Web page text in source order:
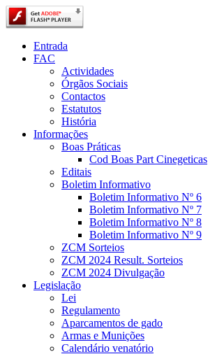
Entrada
FAC
Actividades
Órgãos Sociais
Contactos
Estatutos
História
Informações
Boas Práticas
Cod Boas Part Cinegeticas
Editais
Boletim Informativo
Boletim Informativo Nº 6
Boletim Informativo Nº 7
Boletim Informativo Nº 8
Boletim Informativo Nº 9
ZCM Sorteios
ZCM 2024 Result. Sorteios
ZCM 2024 Divulgação
Legislação
Lei
Regulamento
Aparcamentos de gado
Armas e Munições
Calendário venatório